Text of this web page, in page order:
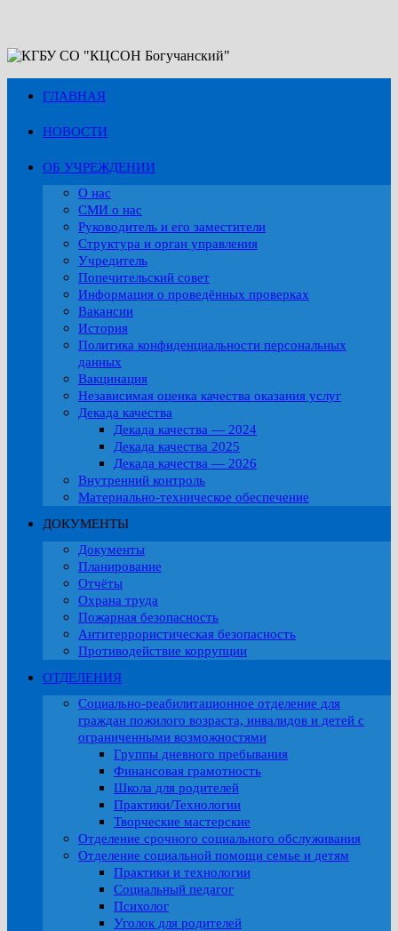
Перейти
к
содержимому
ГЛАВНАЯ
НОВОСТИ
ОБ УЧРЕЖДЕНИИ
О нас
СМИ о нас
Руководитель и его заместители
Структура и орган управления
Учредитель
Попечительский совет
Информация о проведённых проверках
Вакансии
История
Политика конфиденциальности персональных
данных
Вакцинация
Независимая оценка качества оказания услуг
Декада качества
Декада качества — 2024
Декада качества 2025
Декада качества — 2026
Внутренний контроль
Материально-техническое обеспечение
ДОКУМЕНТЫ
Документы
Планирование
Отчёты
Охрана труда
Пожарная безопасность
Антитеррористическая безопасность
Противодействие коррупции
ОТДЕЛЕНИЯ
Социально-реабилитационное отделение для
граждан пожилого возраста, инвалидов и детей с
ограниченными возможностями
Группы дневного пребывания
Финансовая грамотность
Школа для родителей
Практики/Технологии
Творческие мастерские
Отделение срочного социального обслуживания
Отделение социальной помощи семье и детям
Практики и технологии
Социальный педагог
Психолог
Уголок для родителей